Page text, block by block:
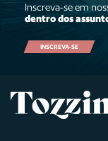
Inscreva-se em
dentro dos
INSCREVA-SE